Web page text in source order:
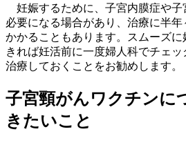
妊娠するために、子宮内膜症や子
必要になる場合があり、治療に半
かかることもあります。スムーズ
きれば妊活前に一度婦人科でチェ
治療しておくことをお勧めします。
子宮頸がんワクチンに
きたいこと